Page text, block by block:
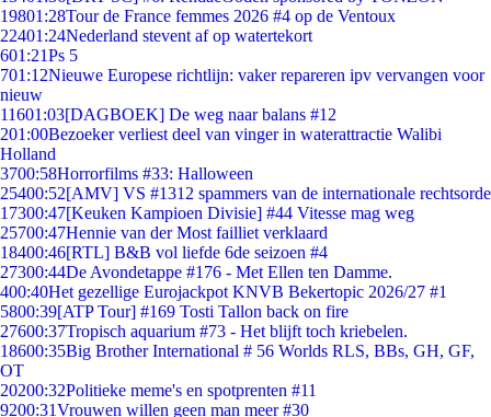
19801:28Tour de France femmes 2026 #4 op de Ventoux
22401:24Nederland stevent af op watertekort
601:21Ps 5
701:12Nieuwe Europese richtlijn: vaker repareren ipv vervangen voor
nieuw
11601:03[DAGBOEK] De weg naar balans #12
201:00Bezoeker verliest deel van vinger in waterattractie Walibi
Holland
3700:58Horrorfilms #33: Halloween
25400:52[AMV] VS #1312 spammers van de internationale rechtsorde
17300:47[Keuken Kampioen Divisie] #44 Vitesse mag weg
25700:47Hennie van der Most failliet verklaard
18400:46[RTL] B&B vol liefde 6de seizoen #4
27300:44De Avondetappe #176 - Met Ellen ten Damme.
400:40Het gezellige Eurojackpot KNVB Bekertopic 2026/27 #1
5800:39[ATP Tour] #169 Tosti Tallon back on fire
27600:37Tropisch aquarium #73 - Het blijft toch kriebelen.
18600:35Big Brother International # 56 Worlds RLS, BBs, GH, GF,
OT
20200:32Politieke meme's en spotprenten #11
9200:31Vrouwen willen geen man meer #30